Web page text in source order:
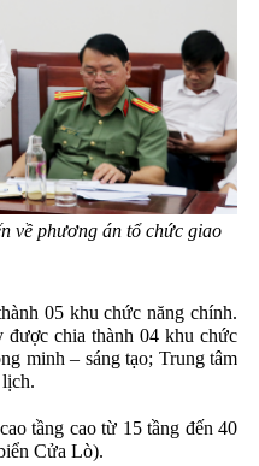
về phương án tổ chức giao
05 khu chức năng chính.
chia thành 04 khu chức
minh – sáng tạo; Trung tâm
tầng cao từ 15 tầng đến 40
Cửa Lò).